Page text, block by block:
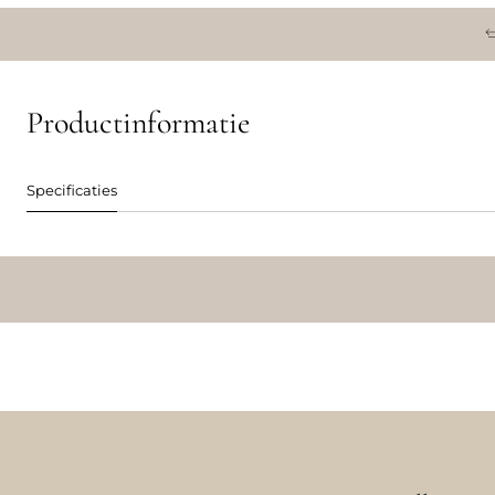
Productinformatie
Specificaties